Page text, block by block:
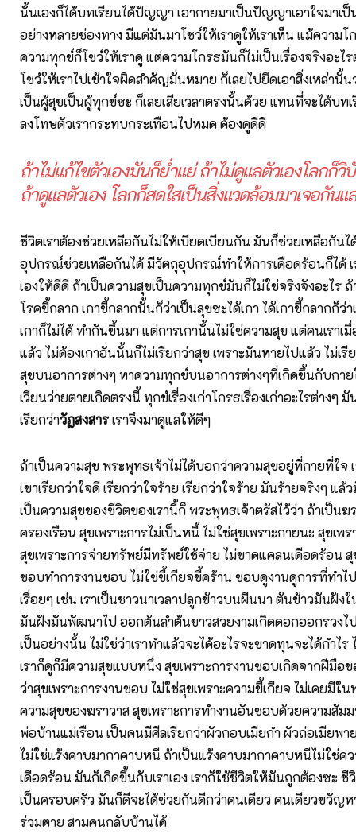
นั้นเองก็ได้บทเรียนได้ปัญญา เอากายมาเป็นปัญญาเอาใจมา
อย่างหลายช่องทาง มีแต่มันมาโชว์ให้เราดูให้เราเห็น แม้ความโ
ความทุกข์ก็โชว์ให้เราดู แต่ความโกรธมันก็ไม่เป็นเรื่องจริงอะไ
โชว์ให้เราไปเข้าใจผิดสำคัญมั่นหมาย ก็เลยไปยึดเอาสิ่งเหล่านั้
เป็นผู้สุขเป็นผู้ทุกข์ซะ ก็เลยเสียเวลาตรงนั้นด้วย แทนที่จะได้บท
ลงโทษตัวเรากระทบกระเทือนไปหมด ต้องดูดีดี
ถ้าไม่แก้ไขตัวเองมันก็ย่ำแย่ ถ้าไม่ดูแลตัวเองโลกก็
ถ้าดูแลตัวเอง โลกก็สดใสเป็นสิ่งแวดล้อมมาเจอกันแ
ชีวิตเราต้องช่วยเหลือกันไม่ให้เบียดเบียนกัน มันก็ช่วยเหลือกัน
อุปกรณ์ช่วยเหลือกันได้ มีวัตถุอุปกรณ์ทำให้การเดือดร้อนก็ได้ เ
เองให้ดีดี ถ้าเป็นความสุขเป็นความทุกข์มันก็ไม่ใช่จริงจังอะไร
โรคขี้กลาก เกาขี้กลากนั้นก็ว่าเป็นสุขซะได้เกา ได้เกาขี้กลากก็ว่
เกาก็ไม่ได้ ทำกันขึ้นมา แต่การเกานั้นไม่ใช่ความสุข แต่คนเราเ
แล้ว ไม่ต้องเกาอันนั้นก็ไม่เรียกว่าสุข เพราะมันหายไปแล้ว ไม่เรี
สุขบนอาการต่างๆ หาความทุกข์บนอาการต่างๆที่เกิดขึ้นกับกา
เวียนว่ายตายเกิดตรงนี้ ทุกข์เรื่องเก่าโกรธเรื่องเก่าอะไรต่างๆ
เรียกว่าวัฏสงสารเราจึงมาดูแลให้ดีๆ
ถ้าเป็นความสุข พระพุทธเจ้าไม่ได้บอกว่าความสุขอยู่ที่กายที่ใจ
เขาเรียกว่าใจดี เรียกว่าใจร้าย เรียกว่าใจร้าย มันร้ายจริงๆ แล้
เป็นความสุขของชีวิตของเรานี้ก็ พระพุทธเจ้าตรัสไว้ว่า ถ้าเป็น
ครองเรือน สุขเพราะการไม่เป็นหนี้ ไม่ใช่สุขเพราะกายนะ สุขเพ
สุขเพราะการจ่ายทรัพย์มีทรัพย์ใช้จ่าย ไม่ขาดแคลนเดือดร้อน สุ
ชอบทำการงานชอบ ไม่ใช่ขี้เกียจขี้คร้าน ชอบดูงานดูการที่ทำไ
เรื่อยๆ เช่น เราเป็นชาวนาเวลาปลูกข้าวบนผืนนา ต้นข้าวมันฝั
มันฝังมันพัฒนาไป ออกต้นลำต้นขาวสวยงามเกิดดอกออกรวงไ
เป็นอย่างนั้น ไม่ใช่ว่าเราทำแล้วจะได้อะไรจะขาดทุนจะได้กำไร
เราก็ดูก็มีความสุขแบบหนึ่ง สุขเพราะการงานชอบเกิดจากฝีมือข
ว่าสุขเพราะการงานชอบ ไม่ใช่สุขเพราะความขี้เกียจ ไม่เคยมีใ
ความสุขของฆราวาส สุขเพราะการทำงานอันชอบด้วยความสัมม
พ่อบ้านแม่เรือน เป็นคนมีศีลเรียกว่าผัวกอบเมียกำ ผัวถ่อเมียพ
ไม่ใช่แร้งคาบมากาคาบหนี ถ้าเป็นแร้งคาบมากาคาบหนีไม่ใช่ค
เดือดร้อน มันก็เกิดขึ้นกับเราเอง เราก็ใช้ชีวิตให้มันถูกต้องซะ
เป็นครอบครัว มันก็ดีจะได้ช่วยกันดีกว่าคนเดียว คนเดียวขวัญห
ร่วมตาย สามคนกลับบ้านได้